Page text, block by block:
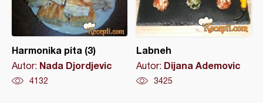
Harmonika pita (3)
Autor: Nada Djordjevic
4132
Labneh
Autor: Dijana Ademovic
3425